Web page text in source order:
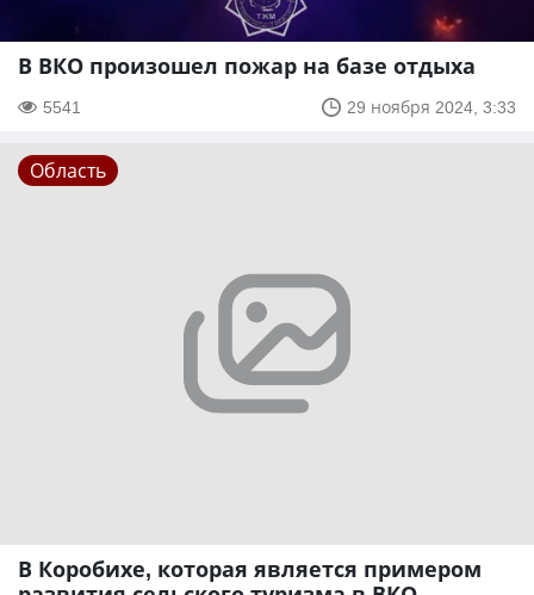
В ВКО произошел пожар на базе отдыха
5541 29 ноября 2024, 3:33
Область
В Коробихе, которая является примером